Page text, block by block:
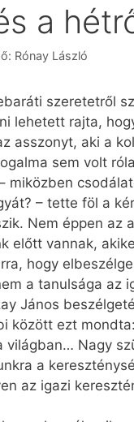
a
Rónay László
szeretetről
lehetett rajta,
asszonyt, aki a
sem volt
miközben
– tette föl a
Nem éppen az
előtt vannak,
hogy
a tanulsága az
János
között ezt
világban… Nagy
a
az igazi